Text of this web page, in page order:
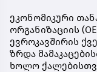
ეკონომიკური
ორგანიზაციის
ევროკავშირის
ზრდა
ხოლო